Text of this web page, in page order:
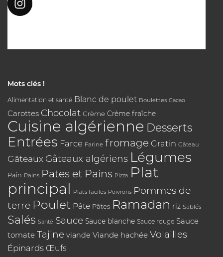
Mots clés !
Alimentation et santé Blanc de poulet Boulettes Cacao
Carottes Chocolat Crème Crème fraîche
Cuisine algérienne Desserts
Entrées Farce Farine fromage Gratin Gâteau
Gâteaux Gâteaux algériens Légumes
Pain Pains Pates et Pains Pizza Plat
principal Plats faciles Poivrons Pommes de
terre Poulet Pâte Pâtes Ramadan riz Sablés
Salés Santé Sauce Sauce blanche Sauce rouge Sauce
tomate Tajine viande Viande hachée Volailles
Épinards Œufs